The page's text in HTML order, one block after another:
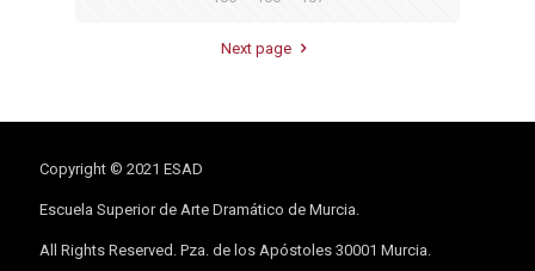
Next page
Copyright © 2021 ESAD
Escuela Superior de Arte Dramático de Murcia.
All Rights Reserved. Pza. de los Apóstoles 30001 Murcia.